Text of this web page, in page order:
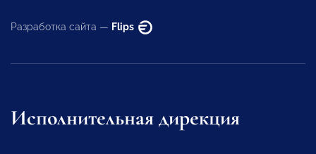
Разработка сайта — Flips
Исполнительная дирекция